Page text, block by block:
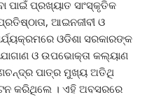
ପାଇଁ ପ୍ରଖ୍ୟାତ ସାଂସ୍କୃତିକ
ଆଇନଜୀବୀ ଓ
ଓଡିଶା ସରକାରଙ୍କ
ଓ ଉପଭୋକ୍ତା କଲ୍ୟାଣ
ପାତ୍ର ମୁଖ୍ୟ ଅତିଥି
କରିଥିଲେ । ଏହି ଅବସରରେ